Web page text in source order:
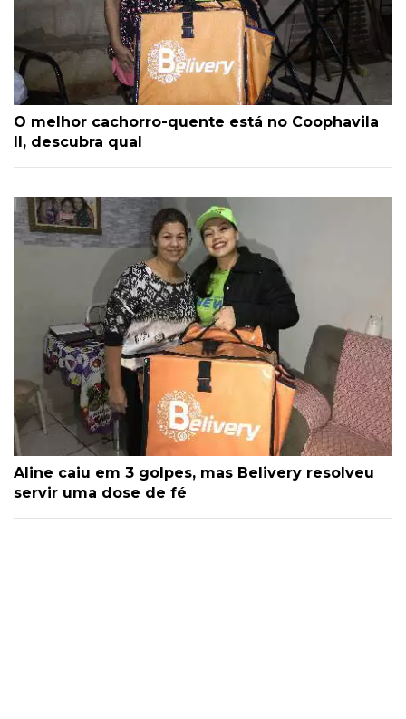
O melhor cachorro-quente está no Coophavila
II, descubra qual
Aline caiu em 3 golpes, mas Belivery resolveu
servir uma dose de fé